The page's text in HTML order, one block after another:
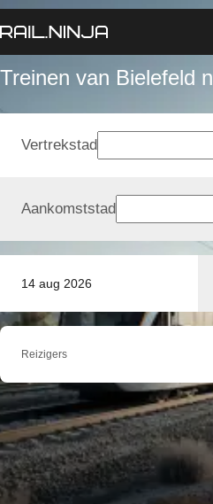
Treinen van Bielefeld
14 aug 2026
Vertrekstad
Aankomststad
Reizigers